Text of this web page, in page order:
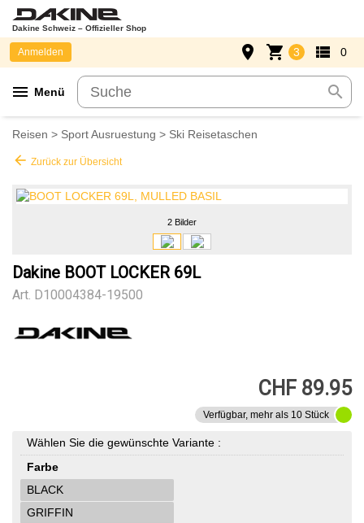
Dakine Schweiz – Offizieller Shop
menu Menü search
Anmelden place shopping_cart 3 view_list 0
Reisen > Sport Ausruestung > Ski Reisetaschen
arrow_back Zurück zur Übersicht
2 Bilder
Dakine BOOT LOCKER 69L
Art. D10004384-19500
CHF 89.95
Verfügbar, mehr als 10 Stück
Wählen Sie die gewünschte Variante :
Farbe
BLACK
GRIFFIN